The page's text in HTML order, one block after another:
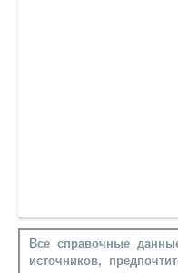
Все справочные
источников,